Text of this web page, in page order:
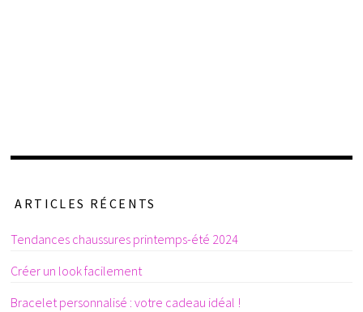
ARTICLES RÉCENTS
Tendances chaussures printemps-été 2024
Créer un look facilement
Bracelet personnalisé : votre cadeau idéal !